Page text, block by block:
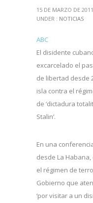
15 DE MARZO DE 2011
UNDER : NOTICIAS
ABC
El disidente
excarcelado el
de libertad desde
isla contra el
de ‘dictadura
Stalin’.
En una
desde La
el régimen de
Gobierno que
‘por visitar a un